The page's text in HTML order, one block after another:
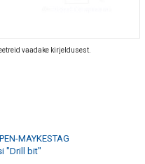
vaadake kirjeldusest.
MAYKESTAG
"Drill bit"